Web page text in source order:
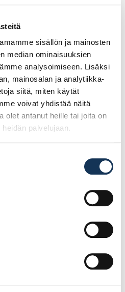
sisällön ja mainosten
median ominaisuuksien
analysoimiseen. Lisäksi
mainosalan ja analytiikka-
siitä, miten käytät
voivat yhdistää näitä
olet antanut heille tai joita on
palvelujaan.
tilauskoriin